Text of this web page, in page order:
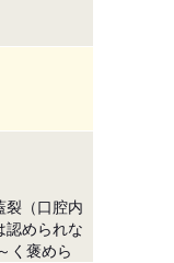
（口腔内
認められな
く褒めら